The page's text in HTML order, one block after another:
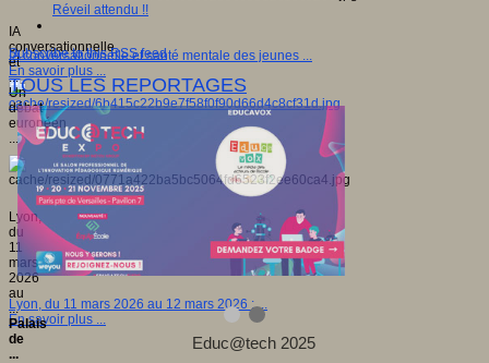
IA conversationnelle et santé mentale des jeunes ...
En savoir plus ...
Lyon, du 11 mars 2026 au 12 mars 2026 : ...
En savoir plus ...
IA
conversationnelle
et
...
Un
débat
européen
...
Lyon,
du
11
mars
2026
au
...
Palais
de
...
Réveil attendu !!
Subscribe to this RSS feed
TOUS LES REPORTAGES